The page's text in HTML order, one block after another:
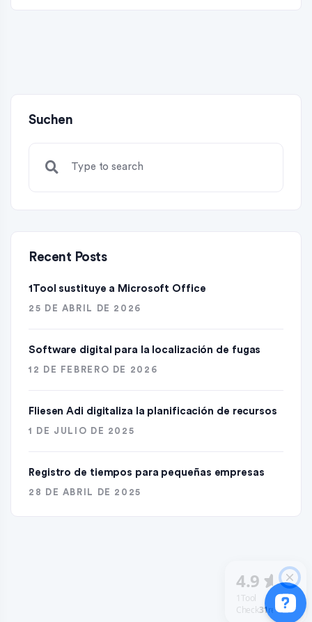
Suchen
Recent Posts
1Tool sustituye a Microsoft Office
25 DE ABRIL DE 2026
Software digital para la localización de fugas
12 DE FEBRERO DE 2026
Fliesen Adi digitaliza la planificación de recursos
1 DE JULIO DE 2025
Registro de tiempos para pequeñas empresas
28 DE ABRIL DE 2025